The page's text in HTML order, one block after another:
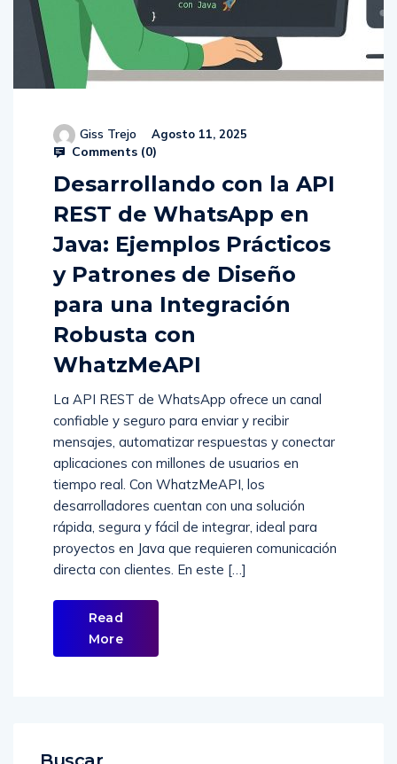
Giss Trejo Agosto 11, 2025
Desarrollando con la API
REST de WhatsApp en
Java: Ejemplos Prácticos
y Patrones de Diseño
para una Integración
Robusta con
La API REST de WhatsApp ofrece un canal
confiable y seguro para enviar y recibir
mensajes, automatizar respuestas y conectar
aplicaciones con millones de usuarios en
tiempo real. Con WhatzMeAPI, los
desarrolladores cuentan con una solución
rápida, segura y fácil de integrar, ideal para
proyectos en Java que requieren comunicación
Read
More